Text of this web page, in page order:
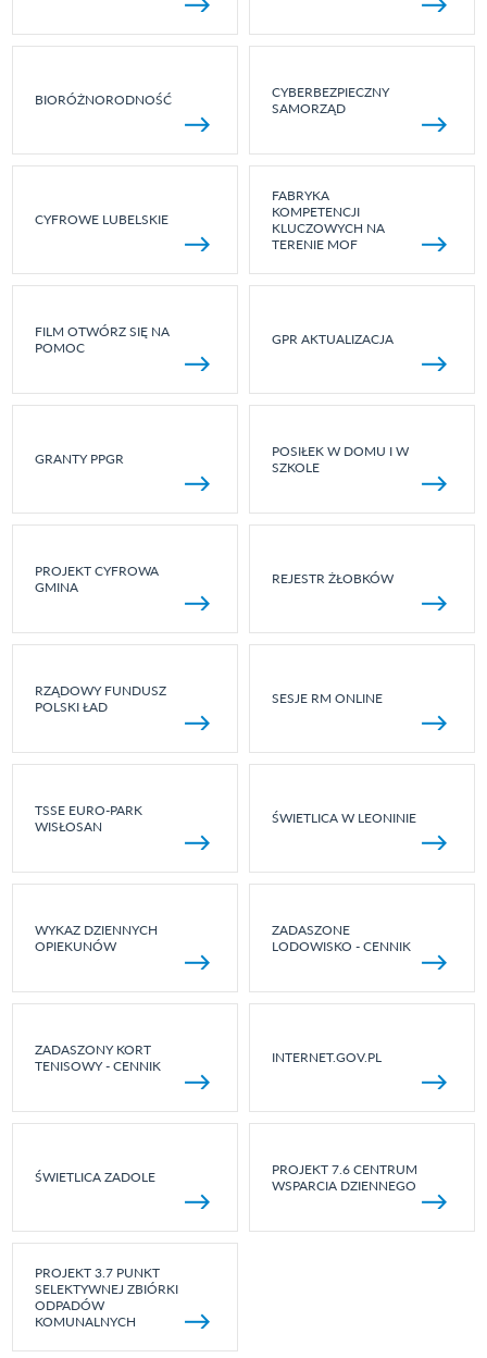
BIORÓŻNORODNOŚĆ
CYBERBEZPIECZNY
SAMORZĄD
CYFROWE LUBELSKIE
FABRYKA
KOMPETENCJI
KLUCZOWYCH NA
TERENIE MOF
FILM OTWÓRZ SIĘ NA
POMOC
GPR AKTUALIZACJA
GRANTY PPGR
POSIŁEK W DOMU I W
SZKOLE
PROJEKT CYFROWA
GMINA
REJESTR ŻŁOBKÓW
RZĄDOWY FUNDUSZ
POLSKI ŁAD
SESJE RM ONLINE
TSSE EURO-PARK
WISŁOSAN
ŚWIETLICA W LEONINIE
WYKAZ DZIENNYCH
OPIEKUNÓW
ZADASZONE
LODOWISKO - CENNIK
ZADASZONY KORT
TENISOWY - CENNIK
INTERNET.GOV.PL
ŚWIETLICA ZADOLE
PROJEKT 7.6 CENTRUM
WSPARCIA DZIENNEGO
PROJEKT 3.7 PUNKT
SELEKTYWNEJ ZBIÓRKI
ODPADÓW
KOMUNALNYCH